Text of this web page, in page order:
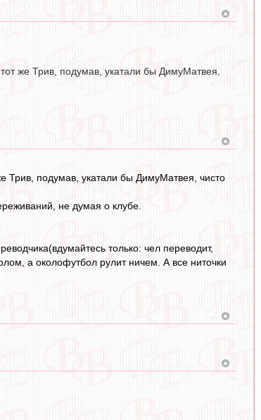
же Трив, подумав, укатали бы ДимуМатвея,
подумав, укатали бы ДимуМатвея, чисто
не думая о клубе.
только: чел переводит,
а околофутбол рулит ничем. А все ниточки